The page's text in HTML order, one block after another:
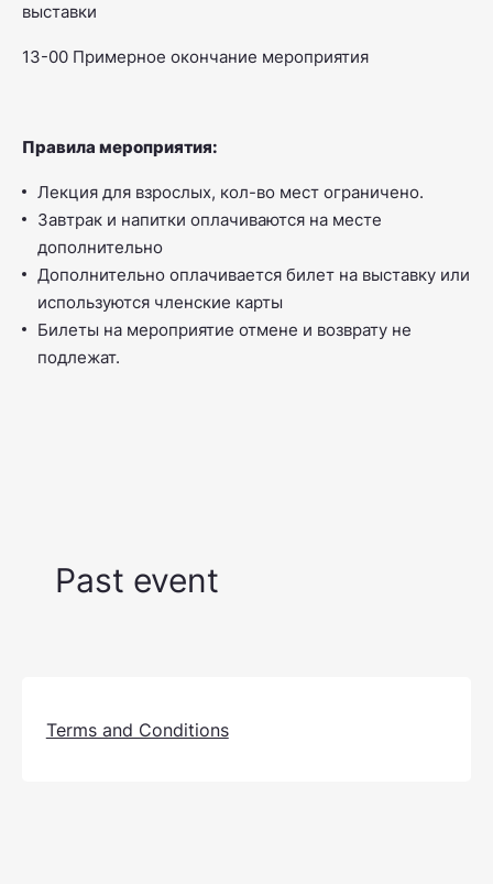
выставки
13-00 Примерное окончание мероприятия
Правила мероприятия:
Лекция для взрослых, кол-во мест ограничено.
Завтрак и напитки оплачиваются на месте
дополнительно
Дополнительно оплачивается билет на выставку или
используются членские карты
Билеты на мероприятие отмене и возврату не
подлежат.
Past event
Terms and Conditions